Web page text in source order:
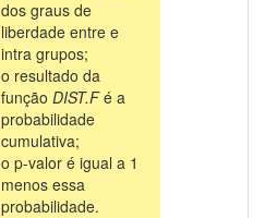
dos graus de
liberdade entre e
intra grupos;
o resultado da
função DIST.Fé a
probabilidade
cumulativa;
o p-valor é igual a 1
menos essa
probabilidade.